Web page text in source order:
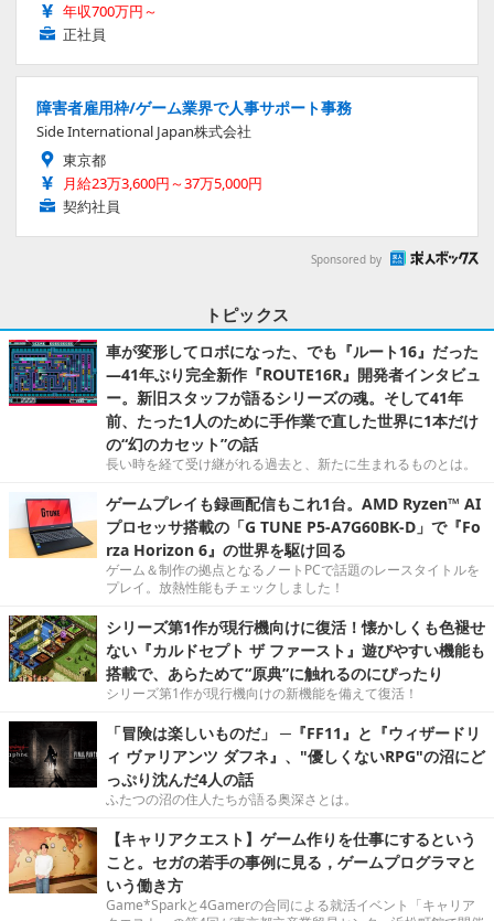
年収700万円～
正社員
障害者雇用枠/ゲーム業界で人事サポート事務
Side International Japan株式会社
東京都
月給23万3,600円～37万5,000円
契約社員
Sponsored by
トピックス
車が変形してロボになった、でも『ルート16』だった
―41年ぶり完全新作『ROUTE16R』開発者インタビュ
ー。新旧スタッフが語るシリーズの魂。そして41年
前、たった1人のために手作業で直した世界に1本だけ
の“幻のカセット”の話
長い時を経て受け継がれる過去と、新たに生まれるものとは。
ゲームプレイも録画配信もこれ1台。AMD Ryzen™ AI
プロセッサ搭載の「G TUNE P5-A7G60BK-D」で『Fo
rza Horizon 6』の世界を駆け回る
ゲーム＆制作の拠点となるノートPCで話題のレースタイトルを
プレイ。放熱性能もチェックしました！
シリーズ第1作が現行機向けに復活！懐かしくも色褪せ
ない『カルドセプト ザ ファースト』遊びやすい機能も
搭載で、あらためて“原典”に触れるのにぴったり
シリーズ第1作が現行機向けの新機能を備えて復活！
「冒険は楽しいものだ」 ─『FF11』と『ウィザードリ
ィ ヴァリアンツ ダフネ』、"優しくないRPG"の沼にど
っぷり沈んだ4人の話
ふたつの沼の住人たちが語る奥深さとは。
【キャリアクエスト】ゲーム作りを仕事にするという
こと。セガの若手の事例に見る，ゲームプログラマと
いう働き方
Game*Sparkと4Gamerの合同による就活イベント「キャリア